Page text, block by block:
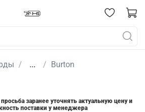
... Burton
заранее уточнять актуальную цену и
поставки у менеджера